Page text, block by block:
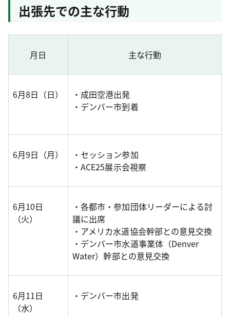
出張先での主な行動
月日 主な行動
6月8日（日）
・成田空港出発
・デンバー市到着
6月9日（月）
・セッション参加
・ACE25展示会視察
6月10日
（火）
・各都市・参加団体リーダーによる討
議に出席
・アメリカ水道協会幹部との意見交換
・デンバー市水道事業体（Denver
Water）幹部との意見交換
6月11日
（水）
・デンバー市出発